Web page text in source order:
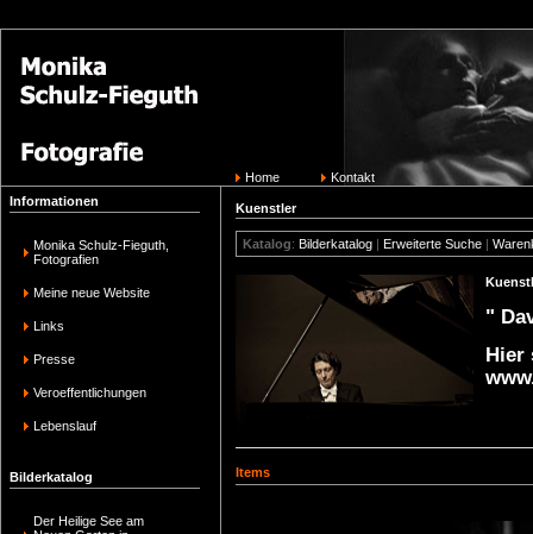
Home
Kontakt
Informationen
Monika Schulz-Fieguth,
Fotografien
Meine neue Website
Links
Presse
Veroeffentlichungen
Lebenslauf
Bilderkatalog
Der Heilige See am
Kuenstler
Katalog: Bilderkatalog | Erweiterte Suche |
"
Hier
Items